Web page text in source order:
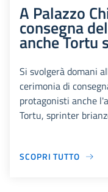
A Palazzo
consegna
anche Tortu
Si svolgerà domani
cerimonia di
protagonisti anche
Tortu, sprinter
SCOPRI TUTTO